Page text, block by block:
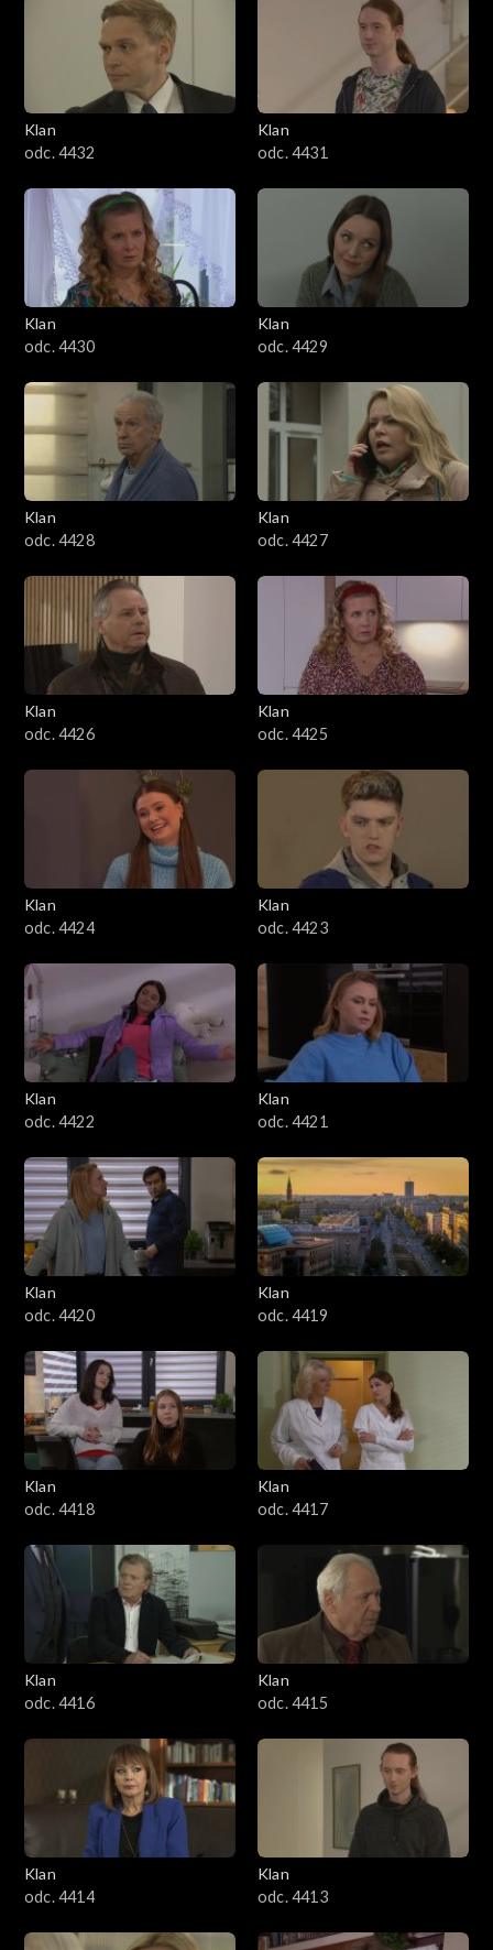
Klan
odc. 4432
Klan
odc. 4431
Klan
odc. 4430
Klan
odc. 4429
Klan
odc. 4428
Klan
odc. 4427
Klan
odc. 4426
Klan
odc. 4425
Klan
odc. 4424
Klan
odc. 4423
Klan
odc. 4422
Klan
odc. 4421
Klan
odc. 4420
Klan
odc. 4419
Klan
odc. 4418
Klan
odc. 4417
Klan
odc. 4416
Klan
odc. 4415
Klan
odc. 4414
Klan
odc. 4413